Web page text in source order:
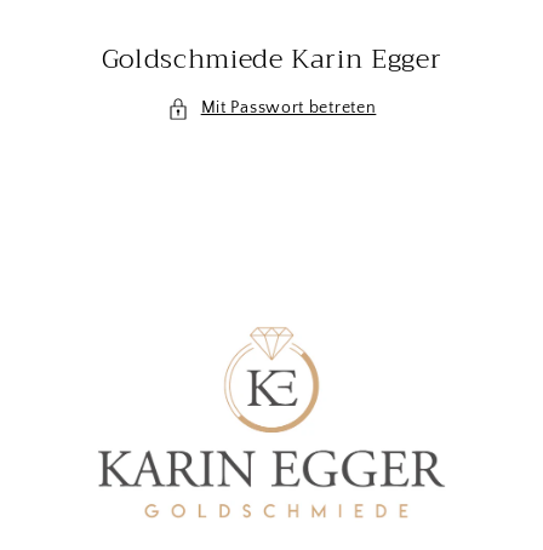
Goldschmiede Karin Egger
Mit Passwort betreten